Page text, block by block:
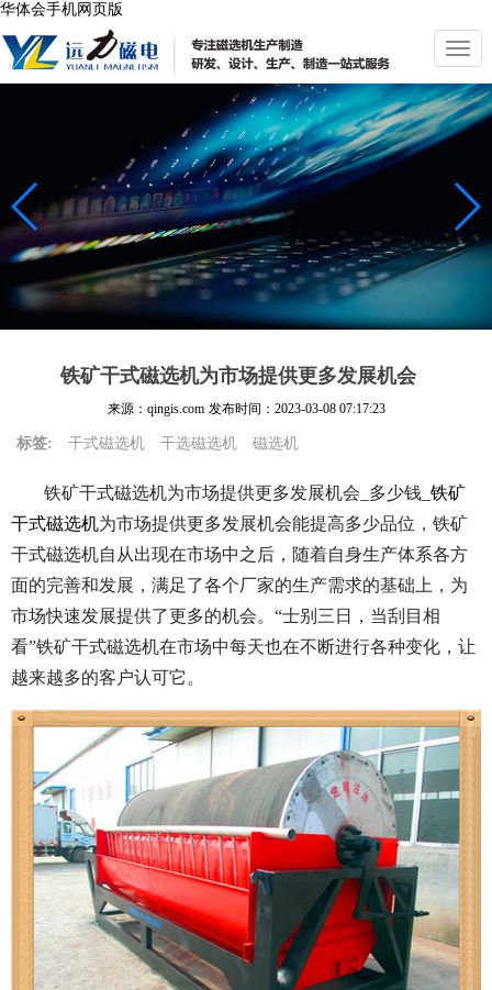
华体会手机网页版
切
换
导
航
铁矿干式磁选机为市场提供更多发展机会
来源：qingis.com 发布时间： 2023-03-08 07:17:23
标签: 干式磁选机 干选磁选机 磁选机
铁矿干式磁选机为市场提供更多发展机会_多少钱_ 铁矿
干式磁选机为市场提供更多发展机会能提高多少品位，铁矿
干式磁选机自从出现在市场中之后，随着自身生产体系各方
面的完善和发展，满足了各个厂家的生产需求的基础上，为
市场快速发展提供了更多的机会。“士别三日，当刮目相
看”铁矿干式磁选机在市场中每天也在不断进行各种变化，让
越来越多的客户认可它。